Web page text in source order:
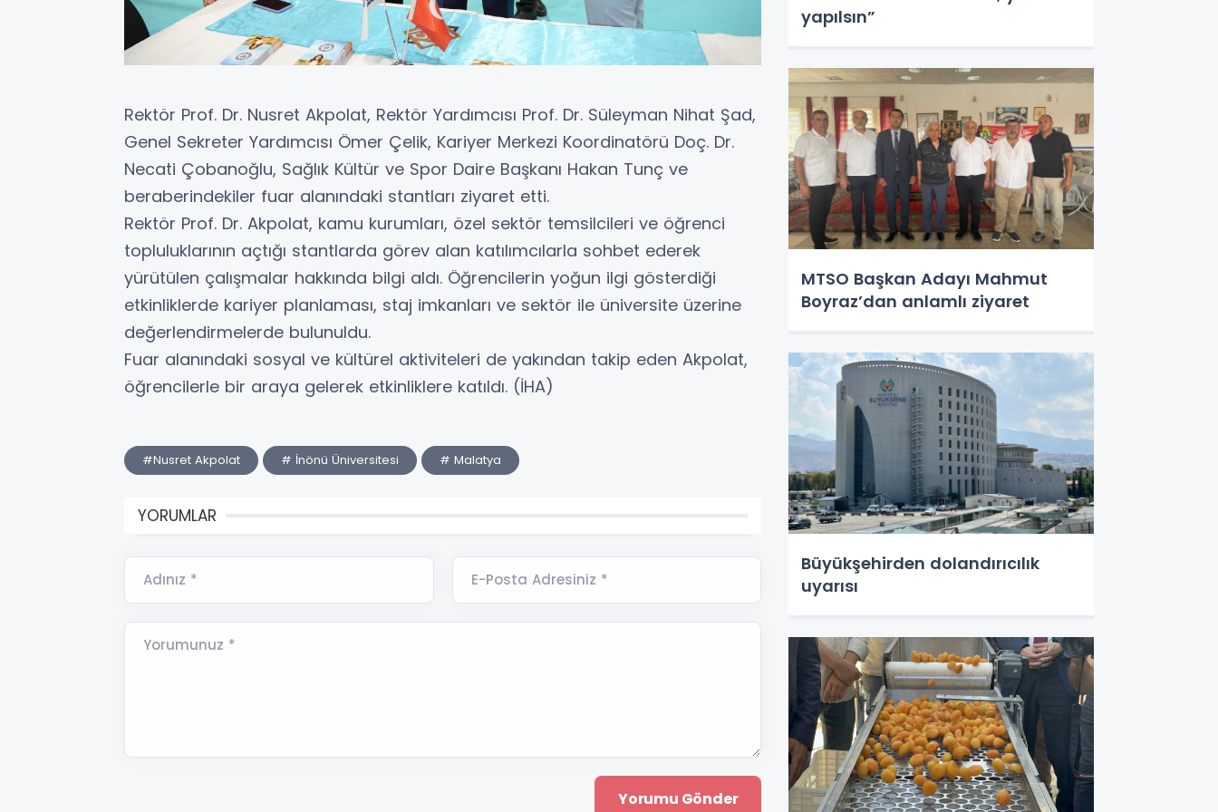
Rektör Prof. Dr. Nusret Akpolat, Rektör Yardımcısı Prof. Dr. Süleyman Nihat Şad,
Genel Sekreter Yardımcısı Ömer Çelik, Kariyer Merkezi Koordinatörü Doç. Dr.
Necati Çobanoğlu, Sağlık Kültür ve Spor Daire Başkanı Hakan Tunç ve
beraberindekiler fuar alanındaki stantları ziyaret etti.
Rektör Prof. Dr. Akpolat, kamu kurumları, özel sektör temsilcileri ve öğrenci
topluluklarının açtığı stantlarda görev alan katılımcılarla sohbet ederek
yürütülen çalışmalar hakkında bilgi aldı. Öğrencilerin yoğun ilgi gösterdiği
etkinliklerde kariyer planlaması, staj imkanları ve sektör ile üniversite üzerine
değerlendirmelerde bulunuldu.
Fuar alanındaki sosyal ve kültürel aktiviteleri de yakından takip eden Akpolat,
öğrencilerle bir araya gelerek etkinliklere katıldı. (İHA)
#Nusret Akpolat # İnönü Üniversitesi # Malatya
YORUMLAR
Adınız * E-Posta Adresiniz *
Yorumunuz *
yapılsın”
MTSO Başkan Adayı Mahmut
Boyraz’dan anlamlı ziyaret
Büyükşehirden dolandırıcılık
uyarısı